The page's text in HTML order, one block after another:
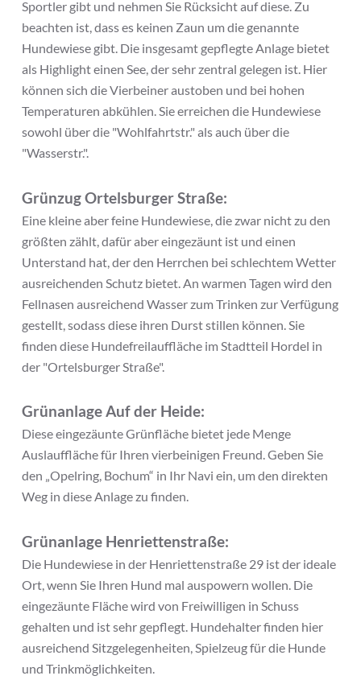
Sportler gibt und nehmen Sie Rücksicht auf diese. Zu
beachten ist, dass es keinen Zaun um die genannte
Hundewiese gibt. Die insgesamt gepflegte Anlage bietet
als Highlight einen See, der sehr zentral gelegen ist. Hier
können sich die Vierbeiner austoben und bei hohen
Temperaturen abkühlen. Sie erreichen die Hundewiese
sowohl über die "Wohlfahrtstr." als auch über die
"Wasserstr.".
Grünzug Ortelsburger Straße:
Eine kleine aber feine Hundewiese, die zwar nicht zu den
größten zählt, dafür aber eingezäunt ist und einen
Unterstand hat, der den Herrchen bei schlechtem Wetter
ausreichenden Schutz bietet. An warmen Tagen wird den
Fellnasen ausreichend Wasser zum Trinken zur Verfügung
gestellt, sodass diese ihren Durst stillen können. Sie
finden diese Hundefreilauffläche im Stadtteil Hordel in
der "Ortelsburger Straße".
Grünanlage Auf der Heide:
Diese eingezäunte Grünfläche bietet jede Menge
Auslauffläche für Ihren vierbeinigen Freund. Geben Sie
den „Opelring, Bochum“ in Ihr Navi ein, um den direkten
Weg in diese Anlage zu finden.
Grünanlage Henriettenstraße:
Die Hundewiese in der Henriettenstraße 29 ist der ideale
Ort, wenn Sie Ihren Hund mal auspowern wollen. Die
eingezäunte Fläche wird von Freiwilligen in Schuss
gehalten und ist sehr gepflegt. Hundehalter finden hier
ausreichend Sitzgelegenheiten, Spielzeug für die Hunde
und Trinkmöglichkeiten.